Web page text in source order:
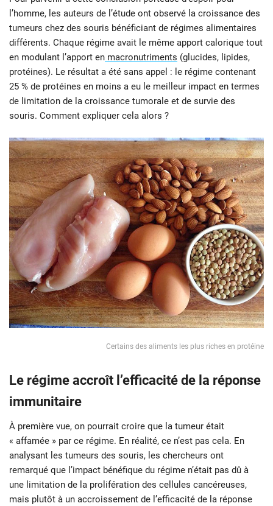
l’homme, les auteurs de l’étude ont observé la croissance des
tumeurs chez des souris bénéficiant de régimes alimentaires
différents. Chaque régime avait le même apport calorique tout
en modulant l’apport en macronutriments (glucides, lipides,
protéines). Le résultat a été sans appel : le régime contenant
25 % de protéines en moins a eu le meilleur impact en termes
de limitation de la croissance tumorale et de survie des
souris. Comment expliquer cela alors ?
Certains des aliments les plus riches en protéine
Le régime accroît l’efficacité de la réponse
immunitaire
À première vue, on pourrait croire que la tumeur était
« affamée » par ce régime. En réalité, ce n’est pas cela. En
analysant les tumeurs des souris, les chercheurs ont
remarqué que l’impact bénéfique du régime n’était pas dû à
une limitation de la prolifération des cellules cancéreuses,
mais plutôt à un accroissement de l’efficacité de la réponse